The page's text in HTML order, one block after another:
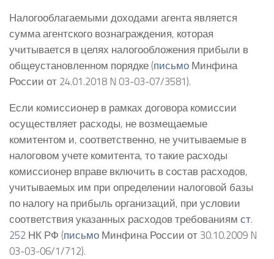
Налогооблагаемыми доходами агента является
сумма агентского вознаграждения, которая
учитывается в целях налогообложения прибыли в
общеустановленном порядке (письмо Минфина
России от 24.01.2018 N 03-03-07/3581).
Если комиссионер в рамках договора комиссии
осуществляет расходы, не возмещаемые
комитентом и, соответственно, не учитываемые в
налоговом учете комитента, то такие расходы
комиссионер вправе включить в состав расходов,
учитываемых им при определении налоговой базы
по налогу на прибыль организаций, при условии
соответствия указанных расходов требованиям ст.
252 НК РФ (письмо Минфина России от 30.10.2009 N
03-03-06/1/712).